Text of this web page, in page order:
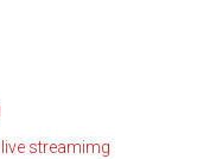
streamimg